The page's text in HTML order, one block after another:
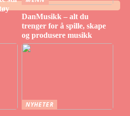
DanMusikk – alt du
trenger for å spille, skape
og produsere musikk
NYHETER